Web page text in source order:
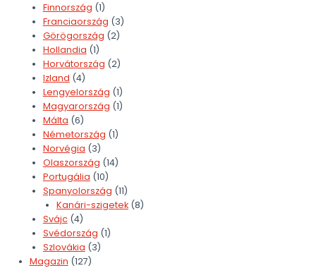
Finnország (1)
Franciaország (3)
Görögország (2)
Hollandia (1)
Horvátország (2)
Izland (4)
Lengyelország (1)
Magyarország (1)
Málta (6)
Németország (1)
Norvégia (3)
Olaszország (14)
Portugália (10)
Spanyolország (11)
Kanári-szigetek(8)
Svájc(4)
Svédország (1)
Szlovákia (3)
Magazin (127)